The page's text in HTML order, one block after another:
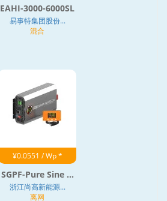
EAHI-3000-6000SL
易事特集团股份...
混合
¥0.0551 / Wp *
SGPF-Pure Sine ...
浙江尚高新能源...
离网